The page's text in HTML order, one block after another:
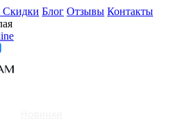
Скидки Блог Отзывы Контакты